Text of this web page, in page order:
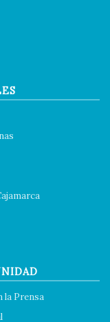
la Prensa